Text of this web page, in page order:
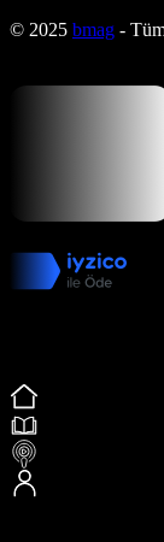
© 2025 bmag -